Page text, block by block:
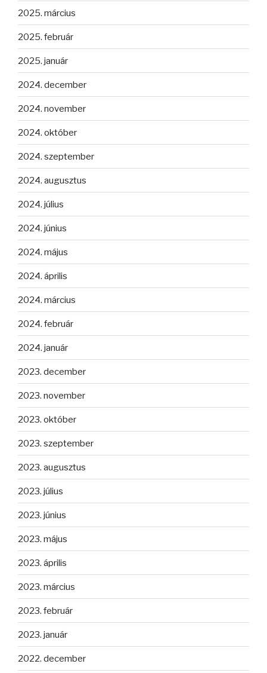
2025. március
2025. február
2025. január
2024. december
2024. november
2024. október
2024. szeptember
2024. augusztus
2024. július
2024. június
2024. május
2024. április
2024. március
2024. február
2024. január
2023. december
2023. november
2023. október
2023. szeptember
2023. augusztus
2023. július
2023. június
2023. május
2023. április
2023. március
2023. február
2023. január
2022. december